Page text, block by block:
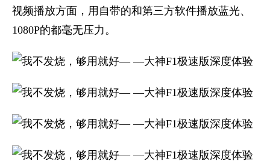
视频播放方面，用自带的和第三方软件播放蓝光、
1080P的都毫无压力。